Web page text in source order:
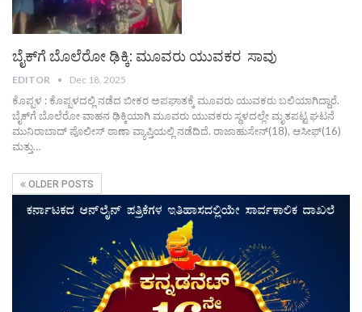
ಬೈಕ್‌ಗೆ ಬೊಲೆರೋ ಢಿಕ್ಕಿ: ಮೂವರು ಯುವಕರ ಸಾವು
EDITOR Dec 18, 2025
ಕೊಪ್ಪಳ : ಕೊಪ್ಪಳದಲ್ಲಿ ನಡೆದ ಬೀಕರ ಅಪಘಾತಕ್ಕೆ ಮೂವರು ಯುವಕರು ಬಲಿಯಾಗಿದ್ದಾರೆ.
ಬೈಕ್‌ಗೆ ಬೊಲೆರೋ ವಾಹನ ಢಿಕ್ಕಿಯಾಗಿ ಮೂವರು ಯುವಕರು ಸ್ಥಳದಲ್ಲೇ ಮೃತಪಟ್ಟ ಘಟನೆ
ಮುನಿರಾಬಾದ್ ಪೊಲೀಸ್ ಠಾಣಾ ವ್ಯಾಪ್ತಿಯಲ್ಲಿ ನಡೆದಿದೆ. ರಾಜಾಹುಸೇನ್(18), ಆಸೀಫ್(16)
ಮತ್ತು…
OLDER POSTS